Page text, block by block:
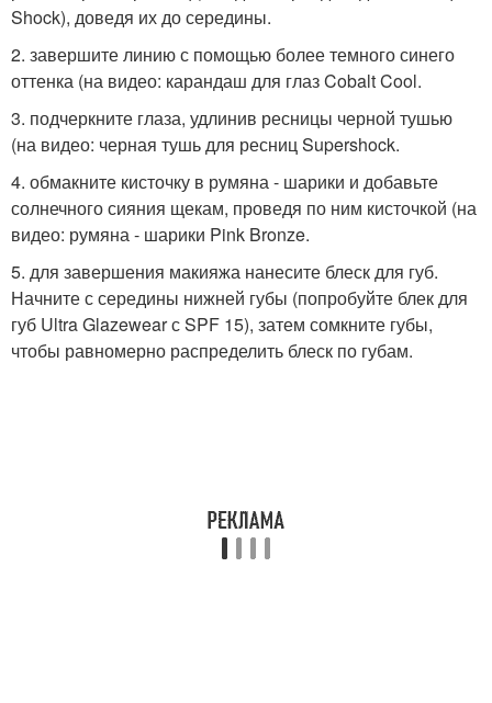
Shock), доведя их до середины.
2. завершите линию с помощью более темного синего
оттенка (на видео: карандаш для глаз Cobalt Cool.
3. подчеркните глаза, удлинив ресницы черной тушью
(на видео: черная тушь для ресниц Supershock.
4. обмакните кисточку в румяна - шарики и добавьте
солнечного сияния щекам, проведя по ним кисточкой (на
видео: румяна - шарики Pink Bronze.
5. для завершения макияжа нанесите блеск для губ.
Начните с середины нижней губы (попробуйте блек для
губ Ultra Glazewear с SPF 15), затем сомкните губы,
чтобы равномерно распределить блеск по губам.